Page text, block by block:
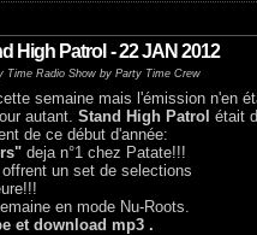
High Patrol - 22 JAN 2012
Time Radio Show by Party Time Crew
semaine mais l'émission n'en
autant.Stand High Patrol était
de ce début d'année:
deja n°1 chez Patate!!!
un set de selections
en mode Nu-Roots.
et download mp3 .